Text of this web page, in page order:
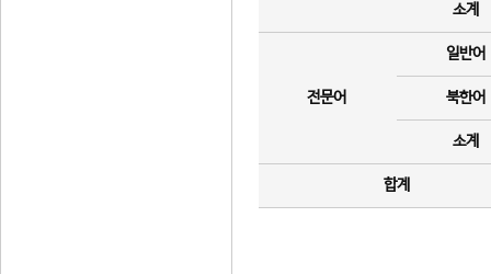
소계
전문어
일반어
북한어
소계
합계